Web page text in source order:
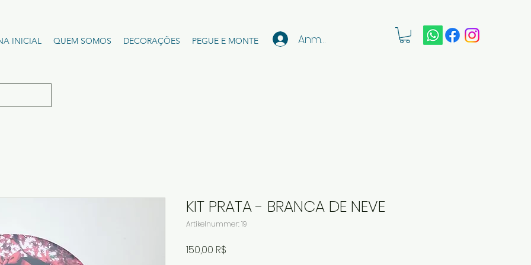
INICIAL QUEM SOMOS DECORAÇÕES PEGUE E MONTE Anmelden
KIT PRATA - BRANCA DE NEVE
Artikelnummer: 19
150,00 R$